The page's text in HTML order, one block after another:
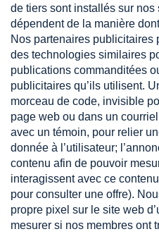
de tiers sont installés sur
dépendent de la manière
Nos partenaires publicitaires
des technologies similaires
publications commanditées
publicitaires qu’ils utilisent.
morceau de code, invisible
page web ou dans un
avec un témoin, pour relier
donnée à l’utilisateur;
contenu afin de pouvoir
interagissent avec ce
pour consulter une offre).
propre pixel sur le site web
mesurer si nos membres ont